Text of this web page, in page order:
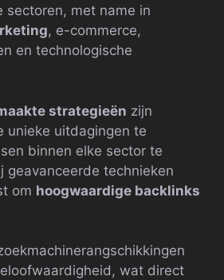
sectoren, met name in
, e-commerce,
en technologische
strategieën zijn
unieke uitdagingen te
binnen elke sector te
geavanceerde technieken
om hoogwaardige backlinks
wat direct